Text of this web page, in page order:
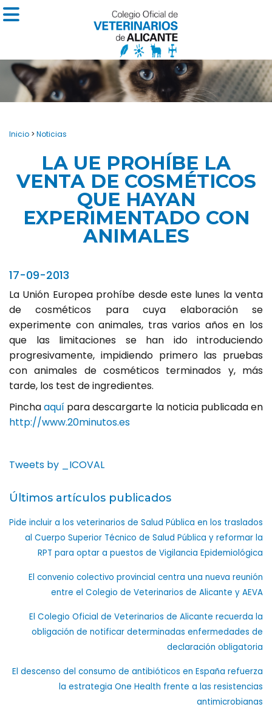
Inicio > Noticias
LA UE PROHÍBE LA
VENTA DE COSMÉTICOS
QUE HAYAN
EXPERIMENTADO CON
ANIMALES
17-09-2013
La Unión Europea prohíbe desde este lunes la venta
de cosméticos para cuya elaboración se
experimente con animales, tras varios años en los
que las limitaciones se han ido introduciendo
progresivamente, impidiendo primero las pruebas
con animales de cosméticos terminados y, más
tarde, los test de ingredientes.
Pinchaaquí para descargarte la noticia publicada en
http://www.20minutos.es
Tweets by _ICOVAL
Últimos artículos publicados
Pide incluir a los veterinarios de Salud Pública en los traslados
al Cuerpo Superior Técnico de Salud Pública y reformar la
RPT para optar a puestos de Vigilancia Epidemiológica
El convenio colectivo provincial centra una nueva reunión
entre el Colegio de Veterinarios de Alicante y AEVA
El Colegio Oficial de Veterinarios de Alicante recuerda la
obligación de notificar determinadas enfermedades de
declaración obligatoria
El descenso del consumo de antibióticos en España refuerza
la estrategia One Health frente a las resistencias
antimicrobianas